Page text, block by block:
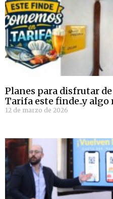
Planes para disfrutar
Tarifa este finde..y algo
12 de marzo de 2026